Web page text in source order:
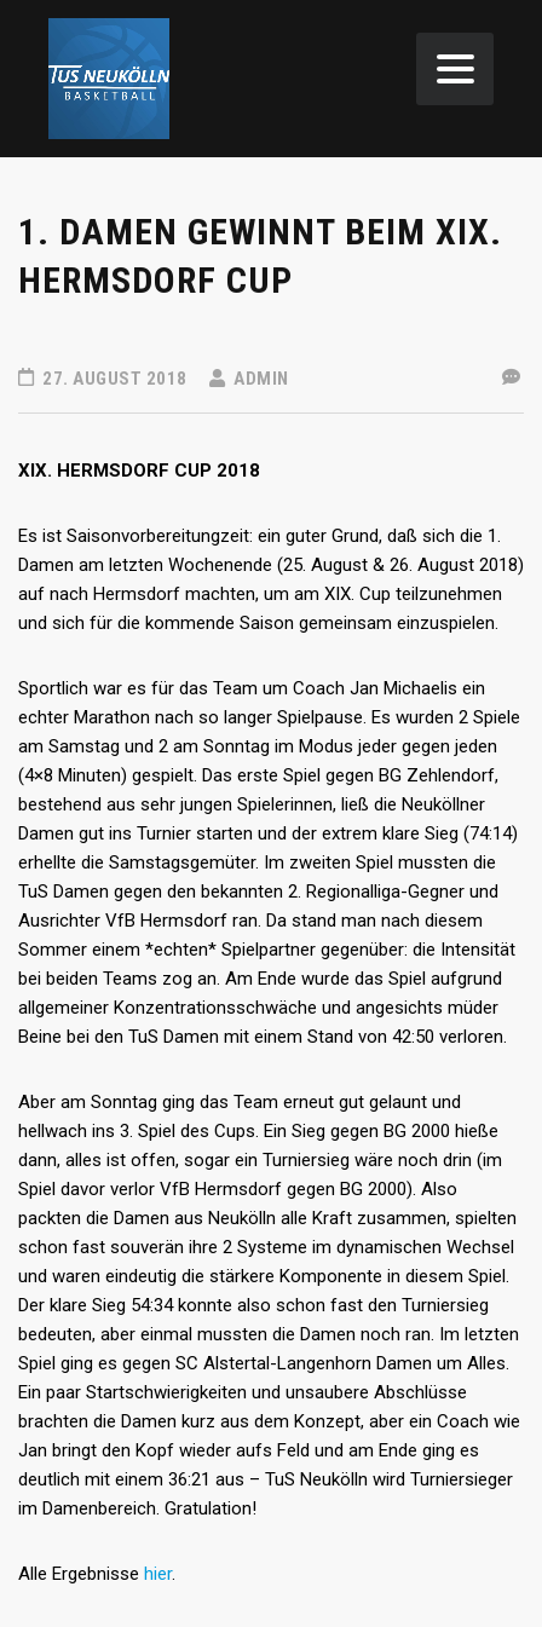
1. DAMEN GEWINNT BEIM XIX.
HERMSDORF CUP
27. AUGUST 2018 ADMIN
XIX. HERMSDORF CUP 2018
Es ist Saisonvorbereitungzeit: ein guter Grund, daß sich die 1.
Damen am letzten Wochenende (25. August & 26. August 2018)
auf nach Hermsdorf machten, um am XIX. Cup teilzunehmen
und sich für die kommende Saison gemeinsam einzuspielen.
Sportlich war es für das Team um Coach Jan Michaelis ein
echter Marathon nach so langer Spielpause. Es wurden 2 Spiele
am Samstag und 2 am Sonntag im Modus jeder gegen jeden
(4×8 Minuten) gespielt. Das erste Spiel gegen BG Zehlendorf,
bestehend aus sehr jungen Spielerinnen, ließ die Neuköllner
Damen gut ins Turnier starten und der extrem klare Sieg (74:14)
erhellte die Samstagsgemüter. Im zweiten Spiel mussten die
TuS Damen gegen den bekannten 2. Regionalliga-Gegner und
Ausrichter VfB Hermsdorf ran. Da stand man nach diesem
Sommer einem *echten* Spielpartner gegenüber: die Intensität
bei beiden Teams zog an. Am Ende wurde das Spiel aufgrund
allgemeiner Konzentrationsschwäche und angesichts müder
Beine bei den TuS Damen mit einem Stand von 42:50 verloren.
Aber am Sonntag ging das Team erneut gut gelaunt und
hellwach ins 3. Spiel des Cups. Ein Sieg gegen BG 2000 hieße
dann, alles ist offen, sogar ein Turniersieg wäre noch drin (im
Spiel davor verlor VfB Hermsdorf gegen BG 2000). Also
packten die Damen aus Neukölln alle Kraft zusammen, spielten
schon fast souverän ihre 2 Systeme im dynamischen Wechsel
und waren eindeutig die stärkere Komponente in diesem Spiel.
Der klare Sieg 54:34 konnte also schon fast den Turniersieg
bedeuten, aber einmal mussten die Damen noch ran. Im letzten
Spiel ging es gegen SC Alstertal-Langenhorn Damen um Alles.
Ein paar Startschwierigkeiten und unsaubere Abschlüsse
brachten die Damen kurz aus dem Konzept, aber ein Coach wie
Jan bringt den Kopf wieder aufs Feld und am Ende ging es
deutlich mit einem 36:21 aus – TuS Neukölln wird Turniersieger
im Damenbereich. Gratulation!
Alle Ergebnisse hier.